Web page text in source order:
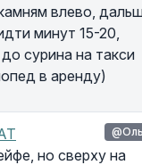
влево,
минут 15-20,
сурина на такси
в аренду)
но сверху на